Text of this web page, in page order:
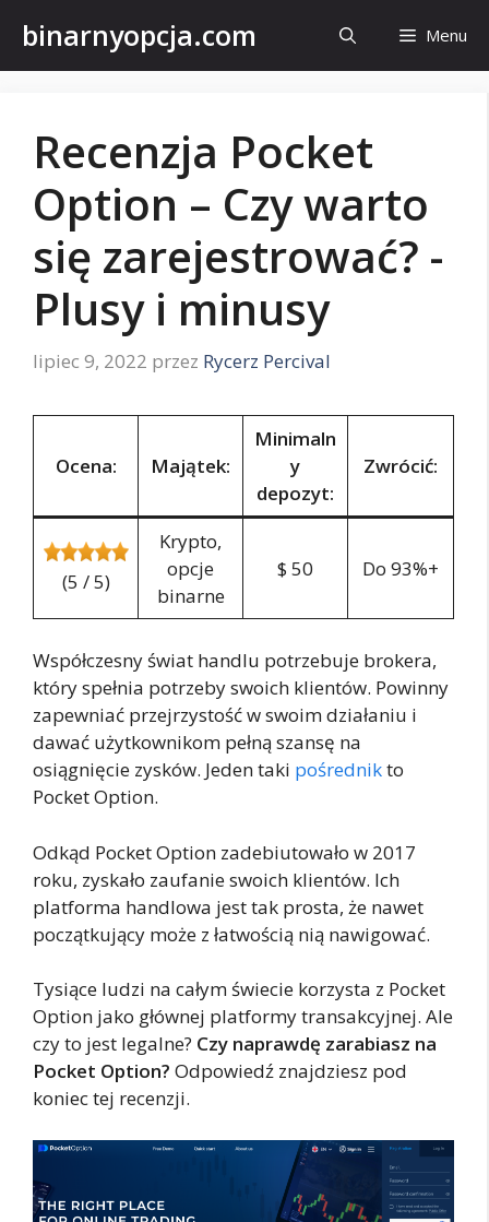
treści
binarnyopcja.com Menu
Recenzja Pocket
Option – Czy warto
się zarejestrować? -
Plusy i minusy
lipiec 9, 2022 przez Rycerz Percival
Ocena: Majątek:
Minimaln
y
depozyt:
Zwrócić:
(5 / 5)
Krypto,
opcje
binarne
$ 50 Do 93%+
Współczesny świat handlu potrzebuje brokera,
który spełnia potrzeby swoich klientów. Powinny
zapewniać przejrzystość w swoim działaniu i
dawać użytkownikom pełną szansę na
osiągnięcie zysków. Jeden taki pośrednikto
Pocket Option.
Odkąd Pocket Option zadebiutowało w 2017
roku, zyskało zaufanie swoich klientów. Ich
platforma handlowa jest tak prosta, że nawet
początkujący może z łatwością nią nawigować.
Tysiące ludzi na całym świecie korzysta z Pocket
Option jako głównej platformy transakcyjnej. Ale
czy to jest legalne? Czy naprawdę zarabiasz na
Pocket Option? Odpowiedź znajdziesz pod
koniec tej recenzji.